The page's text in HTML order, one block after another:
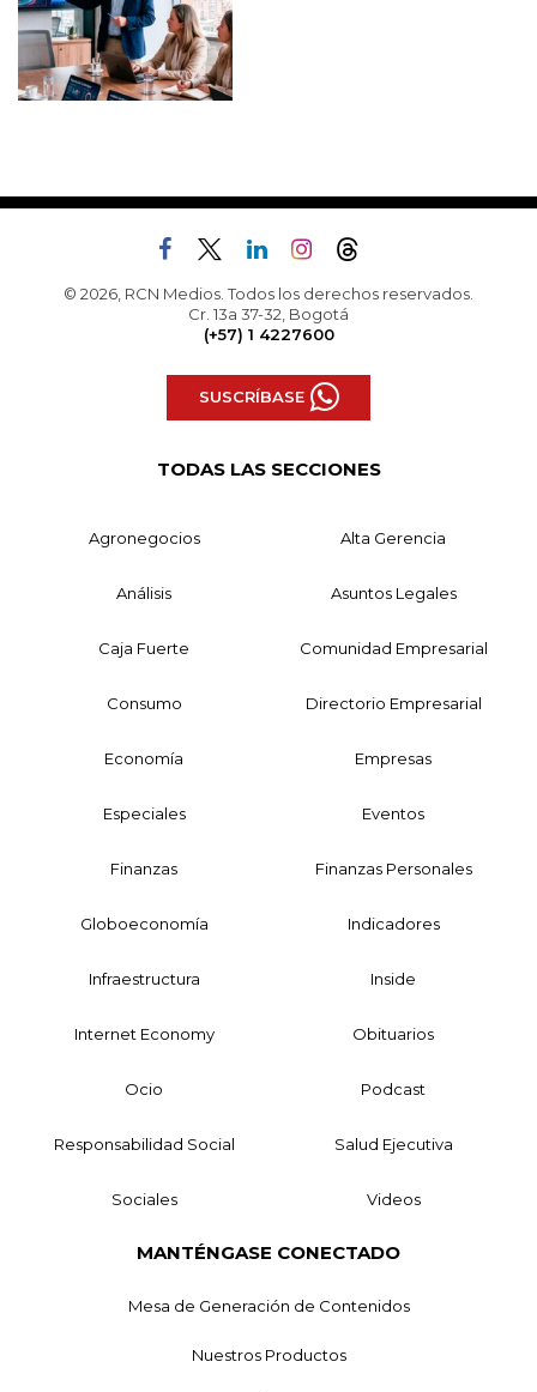
© 2026, RCN Medios. Todos los derechos reservados.
Cr. 13a 37-32, Bogotá
(+57) 1 4227600
SUSCRÍBASE
TODAS LAS SECCIONES
Agronegocios Alta Gerencia
Análisis Asuntos Legales
Caja Fuerte Comunidad Empresarial
Consumo Directorio Empresarial
Economía Empresas
Especiales Eventos
Finanzas Finanzas Personales
Globoeconomía Indicadores
Infraestructura Inside
Internet Economy Obituarios
Ocio Podcast
Responsabilidad Social Salud Ejecutiva
Sociales Videos
MANTÉNGASE CONECTADO
Mesa de Generación de Contenidos
Nuestros Productos